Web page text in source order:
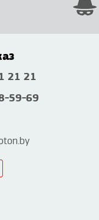
21 21
59-69